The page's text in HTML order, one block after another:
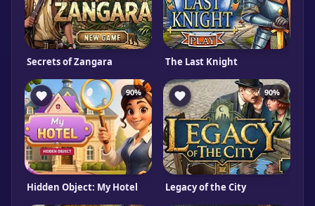
Secrets of Zangara The Last Knight
90%
Hidden Object: My Hotel
90%
Legacy of the City